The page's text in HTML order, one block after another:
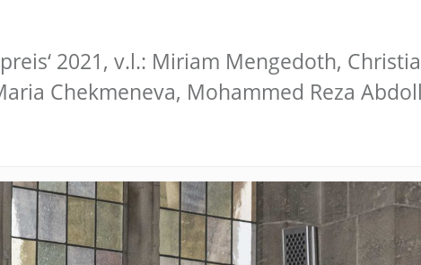
2021, v.l.: Miriam Mengedoth,
Chekmeneva, Mohammed Reza